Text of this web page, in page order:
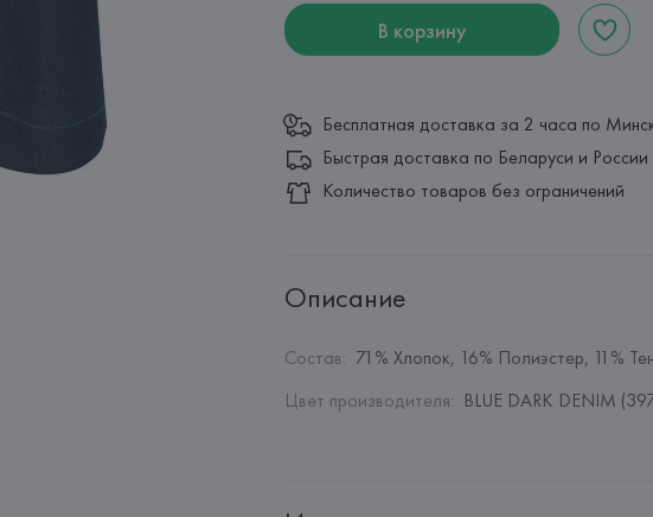
В корзину
Бесплатная доставка за 2 часа по
Быстрая доставка по Беларуси и России
Количество товаров без ограничений
Описание
Состав: 71% Хлопок, 16% Полиэстер, 11%
Цвет производителя: BLUE DARK DENIM